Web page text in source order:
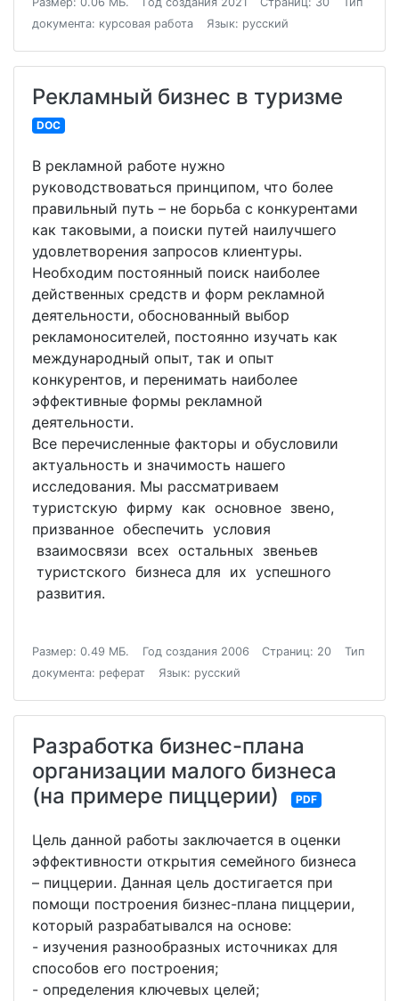
документа: курсовая работа
Язык: русский
Рекламный бизнес в туризме
DOC
В рекламной работе нужно
руководствоваться принципом, что более
правильный путь – не борьба с конкурентами
как таковыми, а поиски путей наилучшего
удовлетворения запросов клиентуры.
Необходим постоянный поиск наиболее
действенных средств и форм рекламной
деятельности, обоснованный выбор
рекламоносителей, постоянно изучать как
международный опыт, так и опыт
конкурентов, и перенимать наиболее
эффективные формы рекламной
деятельности.
Все перечисленные факторы и обусловили
актуальность и значимость нашего
исследования. Мы рассматриваем
туристскую фирму как основное звено,
призванное обеспечить условия
взаимосвязи всех остальных звеньев
туристского бизнеса для их успешного
развития.
Размер: 0.49 МБ. Год создания 2006 Страниц: 20
Тип
документа: реферат
Язык: русский
Разработка бизнес-плана
организации малого бизнеса
(на примере пиццерии)
PDF
Цель данной работы заключается в оценки
эффективности открытия семейного бизнеса
– пиццерии. Данная цель достигается при
помощи построения бизнес-плана пиццерии,
который разрабатывался на основе:
- изучения разнообразных источниках для
способов его построения;
- определения ключевых целей;